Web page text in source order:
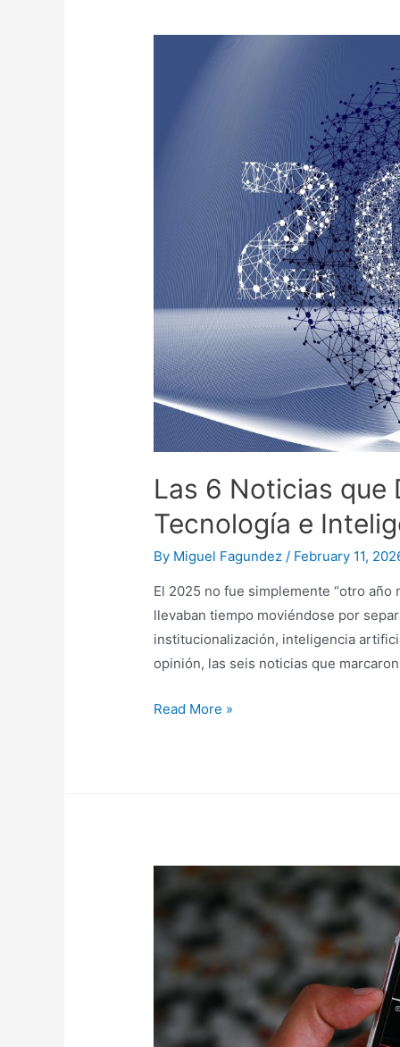
Las 6 Noticias que
Tecnología e
By Miguel Fagundez / February 11,
El 2025 no fue simplemente “otro año
llevaban tiempo moviéndose por
institucionalización, inteligencia
opinión, las seis noticias que
Las
Cripto,
Tecnología
e
Inteligencia
Artificial
Read More »